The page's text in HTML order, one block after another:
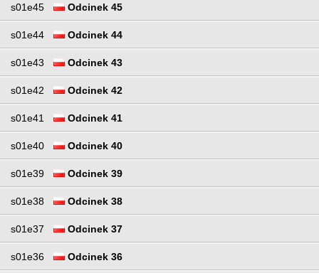
s01e45 Odcinek 45
s01e44 Odcinek 44
s01e43 Odcinek 43
s01e42 Odcinek 42
s01e41 Odcinek 41
s01e40 Odcinek 40
s01e39 Odcinek 39
s01e38 Odcinek 38
s01e37 Odcinek 37
s01e36 Odcinek 36